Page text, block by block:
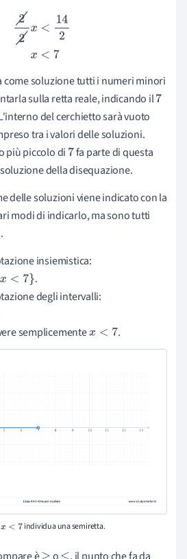
22 x<7
come soluzione tutti i numeri minori
sulla retta reale, indicando il7
del cerchietto sarà vuoto
tra i valori delle soluzioni.
più piccolo di 7fa parte di questa
della disequazione.
delle soluzioni viene indicato con la
modi di indicarlo, ma sono tutti
insiemistica:
.
degli intervalli:
semplicementex< 7 .
x< 7 individua una semiretta.